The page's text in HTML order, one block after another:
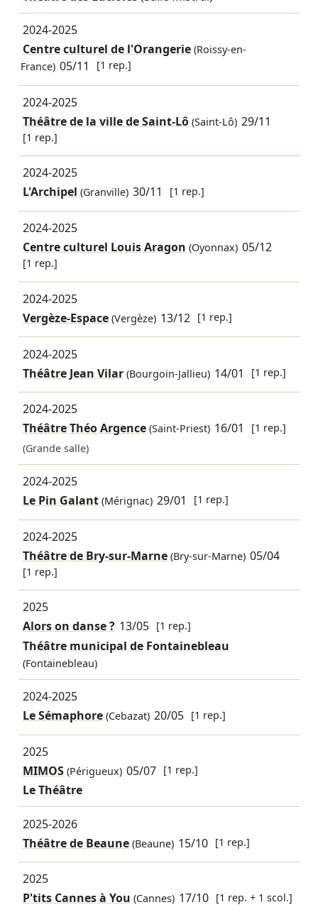
2024-2025
Centre culturel de l'Orangerie(Roissy-en-
France) 05/11 [1 rep.]
2024-2025
Théâtre de la ville de Saint-Lô(Saint-Lô) 29/11
[1 rep.]
2024-2025
L'Archipel (Granville) 30/11 [1 rep.]
2024-2025
Centre culturel Louis Aragon (Oyonnax) 05/12
[1 rep.]
2024-2025
Vergèze-Espace(Vergèze) 13/12 [1 rep.]
2024-2025
Théâtre Jean Vilar(Bourgoin-Jallieu) 14/01 [1 rep.]
2024-2025
Théâtre Théo Argence(Saint-Priest) 16/01
[1 rep.]
(Grande salle)
2024-2025
Le Pin Galant(Mérignac) 29/01 [1 rep.]
2024-2025
Théâtre de Bry-sur-Marne(Bry-sur-Marne) 05/04
[1 rep.]
2025
Alors on danse ? 13/05 [1 rep.]
Théâtre municipal de Fontainebleau
(Fontainebleau)
2024-2025
Le Sémaphore(Cebazat) 20/05 [1 rep.]
2025
MIMOS(Périgueux) 05/07 [1 rep.]
Le Théâtre
2025-2026
Théâtre de Beaune(Beaune) 15/10 [1 rep.]
2025
P'tits Cannes à You (Cannes) 17/10 [1 rep. + 1 scol.]